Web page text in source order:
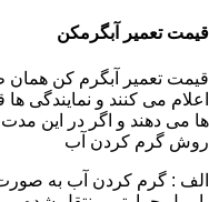
قیمت تعمیر آبگرمکن
قیمت تعمیر آبگرم کن همان
اعلام می کنند و نمایندگی
ها می دهند و اگر در این
روش گرم کردن آب
الف : گرم کردن آب به